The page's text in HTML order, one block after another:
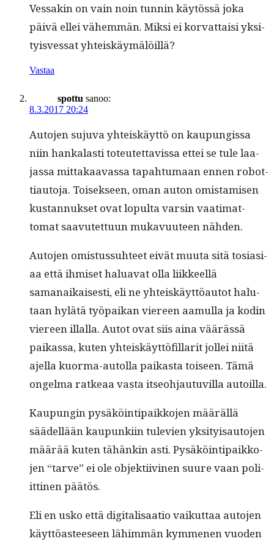
Ves­sakin on vain noin tun­nin käytössä joka
päivä ellei vähem­män. Mik­si ei kor­vat­taisi yksi­
ty­isves­sat yhteiskäymälöillä?
Vastaa
spottu sanoo:
8.3.2017 20:24
Auto­jen suju­va yhteiskäyt­tö on kaupungis­sa
niin han­kalasti toteutet­tavis­sa ettei se tule laa­
jas­sa mit­takaavas­sa tapah­tu­maan ennen robot­
ti­au­to­ja. Toisek­seen, oman auton omis­tamisen
kus­tan­nuk­set ovat lop­ul­ta varsin vaa­ti­mat­
tomat saavutet­tuun mukavu­u­teen nähden.
Auto­jen omis­tus­suh­teet eivät muu­ta sitä tosi­asi­
aa että ihmiset halu­a­vat olla liik­keel­lä
samanaikaises­ti, eli ne yhteiskäyt­töau­tot halu­
taan hylätä työ­paikan viereen aamul­la ja kodin
viereen illal­la. Autot ovat siis aina väärässä
paikas­sa, kuten yhteiskäyt­tö­fil­lar­it jollei niitä
ajel­la kuor­ma-autol­la paikas­ta toiseen. Tämä
ongel­ma ratkeaa vas­ta itseo­h­jau­tuvil­la autoilla.
Kaupun­gin pysäköin­tipaikko­jen määräl­lä
säädel­lään kaupunki­in tule­vien yksi­ty­isauto­jen
määrää kuten tähänkin asti. Pysäköin­tipaikko­
jen “tarve” ei ole objek­ti­ivi­nen suure vaan poli­
it­ti­nen päätös.
Eli en usko että dig­i­tal­isaa­tio vaikut­taa auto­jen
käyt­töas­teeseen lähim­män kymme­nen vuo­den